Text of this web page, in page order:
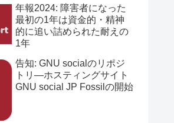
年報2024: 障害者になった
最初の1年は資金的・精神
的に追い詰められた耐えの
1年
告知: GNU socialのリポジ
トリ―ホスティングサイト
GNU social JP Fossilの開始